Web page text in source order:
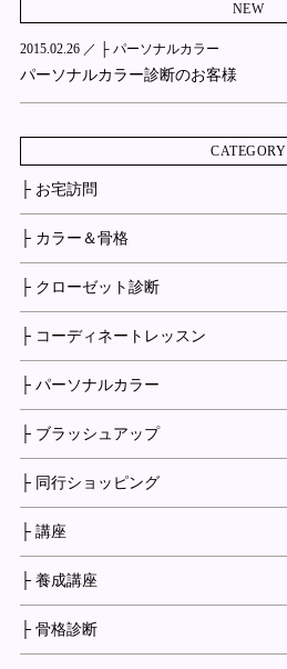
NEW
2015.02.26 ／ ├ パーソナルカラー
パーソナルカラー診断のお客様
CATEGORY
├ お宅訪問
├ カラー＆骨格
├ クローゼット診断
├ コーディネートレッスン
├ パーソナルカラー
├ ブラッシュアップ
├ 同行ショッピング
├ 講座
├ 養成講座
├ 骨格診断